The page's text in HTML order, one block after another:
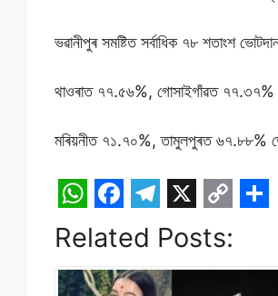
ভৱানীপুৰ সমষ্টিত সৰ্বাধিক ৭৮ শতাংশ
থাওৰাত ৭৭.৫৬%, গোসাইগাঁৱত ৭৭.৩৭%
মৰিয়নীত ৭১.৭০%, তামুলপুৰত ৬৭.৮৮%
W
h
a
F
a
c
T
e
l
X
C
o
p a
Related Posts: